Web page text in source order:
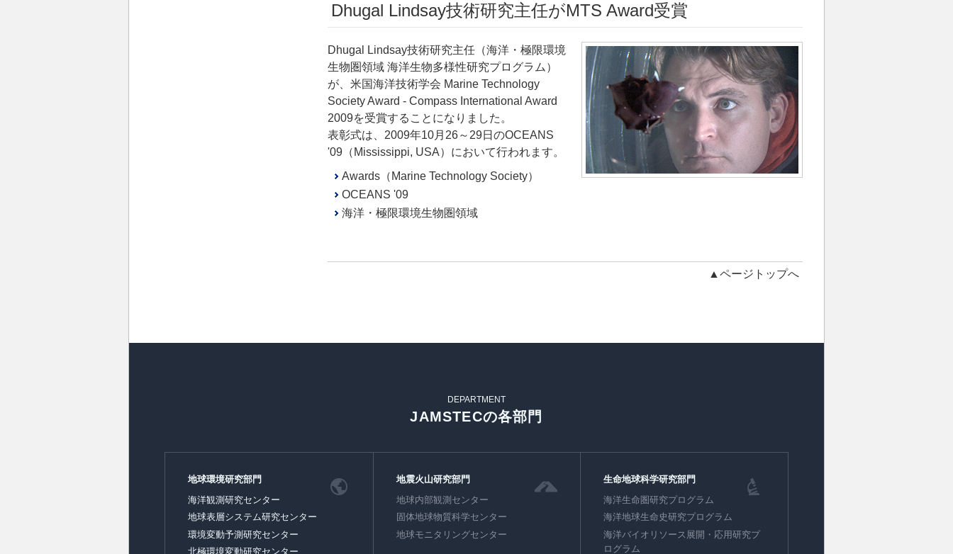
Dhugal Lindsay技術研究主任がMTS Award受賞
Dhugal Lindsay技術研究主任（海洋・極限環境
生物圏領域 海洋生物多様性研究プログラム）
が、米国海洋技術学会 Marine Technology
Society Award - Compass International Award
2009を受賞することになりました。
表彰式は、2009年10月26～29日のOCEANS
'09（Mississippi, USA）において行われます。
Awards（Marine Technology Society）
OCEANS '09
海洋・極限環境生物圏領域
▲ページトップへ